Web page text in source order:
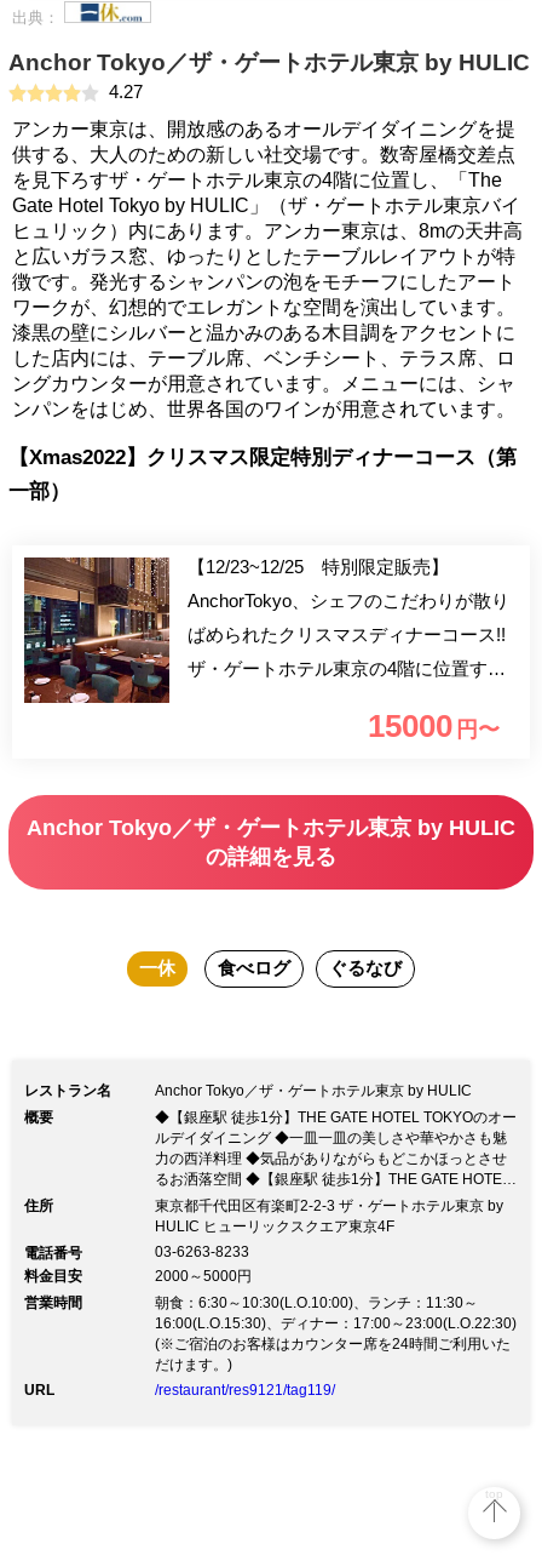
出典：
Anchor Tokyo／ザ・ゲートホテル東京 by HULIC
4.27
アンカー東京は、開放感のあるオールデイダイニングを提
供する、大人のための新しい社交場です。数寄屋橋交差点
を見下ろすザ・ゲートホテル東京の4階に位置し、「The
Gate Hotel Tokyo by HULIC」（ザ・ゲートホテル東京バイ
ヒュリック）内にあります。アンカー東京は、8mの天井高
と広いガラス窓、ゆったりとしたテーブルレイアウトが特
徴です。発光するシャンパンの泡をモチーフにしたアート
ワークが、幻想的でエレガントな空間を演出しています。
漆黒の壁にシルバーと温かみのある木目調をアクセントに
した店内には、テーブル席、ベンチシート、テラス席、ロ
ングカウンターが用意されています。メニューには、シャ
ンパンをはじめ、世界各国のワインが用意されています。
【Xmas2022】クリスマス限定特別ディナーコース（第
一部）
【12/23~12/25 特別限定販売】
AnchorTokyo、シェフのこだわりが散り
ばめられたクリスマスディナーコース!!
ザ・ゲートホテル東京の4階に位置する
敵なクリスマスをお過ごし下さいませ。
15000 円〜
Anchor Tokyo／ザ・ゲートホテル東京 by HULIC
の詳細を見る
一休 食べログ ぐるなび
レストラン名
Anchor Tokyo／ザ・ゲートホテル東京 by HULIC
概要
◆【銀座駅 徒歩1分】THE GATE HOTEL TOKYOのオー
ルデイダイニング ◆一皿一皿の美しさや華やかさも魅
力の西洋料理 ◆気品がありながらもどこかほっとさせ
るお洒落空間 ◆【銀座駅 徒歩1分】THE GATE HOTEL
TOKYOのオールデイダイニング ◆一皿一皿の美しさや
華やかさも魅力の西洋料理 ◆気品がありながらもどこ
界の銘酒やグラスワインとともに酔いしれる…。 西洋
料理をベースにしたお料理が楽しめる《オールデイダイ
ニング》。 妥協のない素材選びと確かな料理法から生
み出されるお料理は、 目で見ても楽しめる美食揃いで
す。 ■ 料理 ■ ・シャルキュトリー ～ソムリエのおつま
み～ … 1,850円（税込） ┗ワイン片手にちょっとおつ
まみが欲しい際にオススメの一品です。 ゆったりと過
住所
東京都千代田区有楽町2-2-3 ザ・ゲートホテル東京 by
HULIC ヒューリックスクエア東京4F
電話番号
03-6263-8233
料金目安
2000～5000円
営業時間
朝食：6:30～10:30(L.O.10:00)、ランチ：11:30～
16:00(L.O.15:30)、ディナー：17:00～23:00(L.O.22:30)
(※ご宿泊のお客様はカウンター席を24時間ご利用いた
だけます。)
URL
/restaurant/res9121/tag119/
top